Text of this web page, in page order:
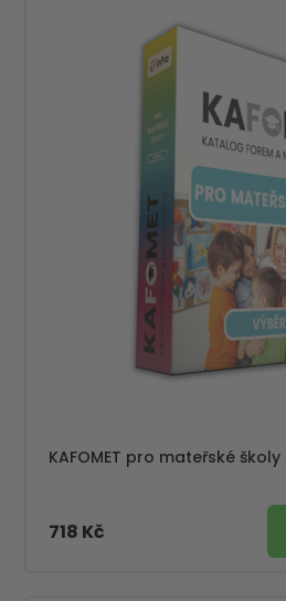
KAFOMET pro mateřské školy
718 Kč